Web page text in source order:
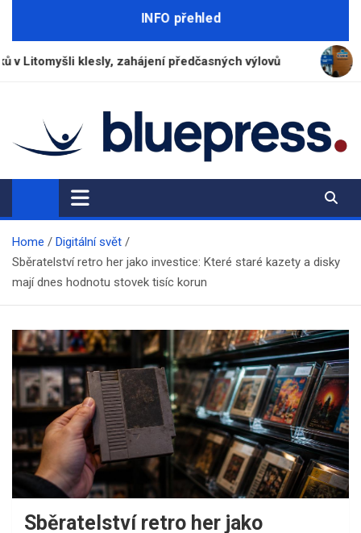
INFO přehled
zahájení předčasných výlovů ČSOB
BluePress.cz
Seriózní průvodce moderním životem
Home
Digitální svět
Sběratelství retro her jako investice: Které staré kazety a disky
mají dnes hodnotu stovek tisíc korun
Sběratelství retro her jako